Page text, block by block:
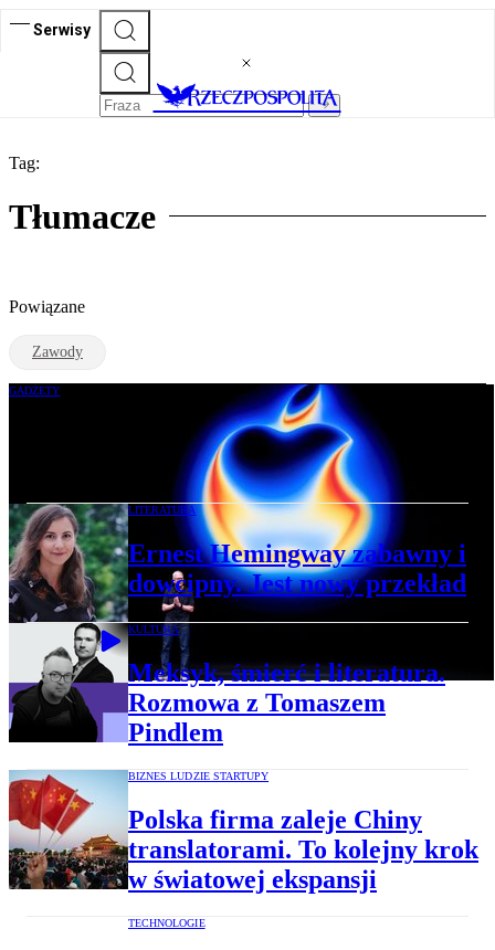
Serwisy
Tag:
Tłumacze
Powiązane
Zawody
GADŻETY
Apple ogłasza koniec barier językowych.
Ale to Polacy byli pierwsi
LITERATURA
Ernest Hemingway zabawny i
dowcipny. Jest nowy przekład
KULTURA
Meksyk, śmierć i literatura.
Rozmowa z Tomaszem
Pindlem
BIZNES LUDZIE STARTUPY
Polska firma zaleje Chiny
translatorami. To kolejny krok
w światowej ekspansji
TECHNOLOGIE